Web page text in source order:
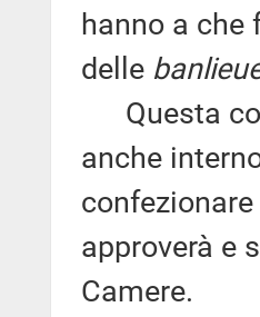
hanno a che
delle
Questa
anche
approverà e
Camere.